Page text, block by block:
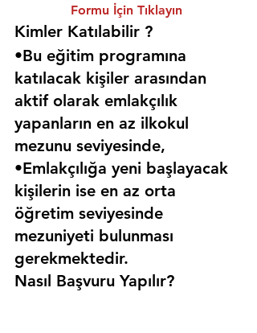
Formu İçin Tıklayın
Kimler Katılabilir ?
•Bu eğitim programına
katılacak kişiler arasından
aktif olarak emlakçılık
yapanların en az ilkokul
mezunu seviyesinde,
•Emlakçılığa yeni başlayacak
kişilerin ise en az orta
öğretim seviyesinde
mezuniyeti bulunması
gerekmektedir.
Nasıl Başvuru Yapılır?